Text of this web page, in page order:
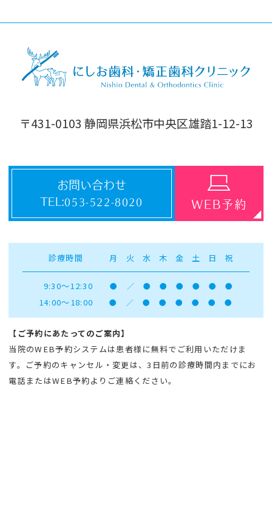
〒431-0103 静岡県浜松市中央区雄踏1-12-13
お問い合わせ
TEL:053-522-8020 WEB予約
診療時間 月 火 水 木 金 土 日 祝
9:30～12:30 ● ／ ● ● ● ● ● ●
14:00～18:00 ● ／ ● ● ● ● ● ●
【ご予約にあたってのご案内】
当院のWEB予約システムは患者様に無料でご利用いただけま
す。ご予約のキャンセル・変更は、3日前の診療時間内までにお
電話またはWEB予約よりご連絡ください。